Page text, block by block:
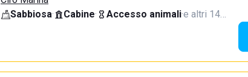
Sabbiosa· Cabine· Accesso animali·e altri 14…